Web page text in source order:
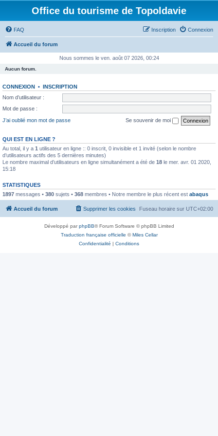
Office du tourisme de Topoldavie
FAQ Connexion
Inscription
Accueil du forum
Nous sommes le ven. août 07 2026, 00:24
Aucun forum.
CONNEXION • INSCRIPTION
Nom d’utilisateur :
Mot de passe :
J’ai oublié mon mot de passe
Se souvenir de moi
QUI EST EN LIGNE ?
Au total, il y a 1 utilisateur en ligne :: 0 inscrit, 0 invisible et 1 invité (selon le nombre
d’utilisateurs actifs des 5 dernières minutes)
Le nombre maximal d’utilisateurs en ligne simultanément a été de 18 le mer. avr. 01 2020,
15:18
STATISTIQUES
1897 messages • 380 sujets • 368 membres • Notre membre le plus récent est abaqus
Accueil du forum Fuseau horaire sur UTC+02:00
Supprimer les cookies
Développé parphpBB® Forum Software © phpBB Limited
Traduction française officielle ©Miles Cellar
Confidentialité | Conditions